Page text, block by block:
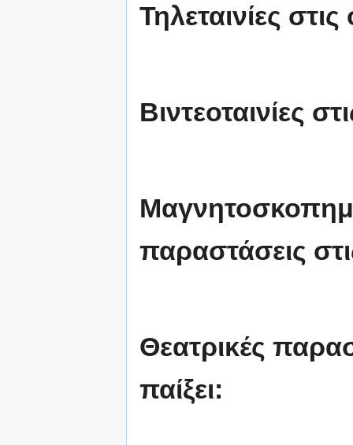
Τηλεταινίες στις
Βιντεοταινίες
παραστάσεις
Θεατρικές
παίξει: